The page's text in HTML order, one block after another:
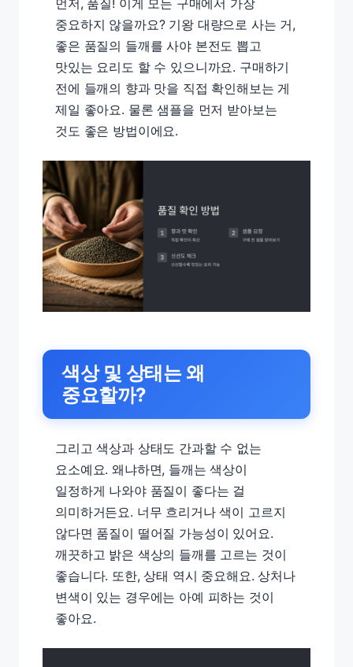
먼저, 품질! 이게 모든 구매에서 가장
중요하지 않을까요? 기왕 대량으로 사는 거,
좋은 품질의 들깨를 사야 본전도 뽑고
맛있는 요리도 할 수 있으니까요. 구매하기
전에 들깨의 향과 맛을 직접 확인해보는 게
제일 좋아요. 물론 샘플을 먼저 받아보는
것도 좋은 방법이에요.
색상 및 상태는 왜
중요할까?
그리고 색상과 상태도 간과할 수 없는
요소예요. 왜냐하면, 들깨는 색상이
일정하게 나와야 품질이 좋다는 걸
의미하거든요. 너무 흐리거나 색이 고르지
않다면 품질이 떨어질 가능성이 있어요.
깨끗하고 밝은 색상의 들깨를 고르는 것이
좋습니다. 또한, 상태 역시 중요해요. 상처나
변색이 있는 경우에는 아예 피하는 것이
좋아요.